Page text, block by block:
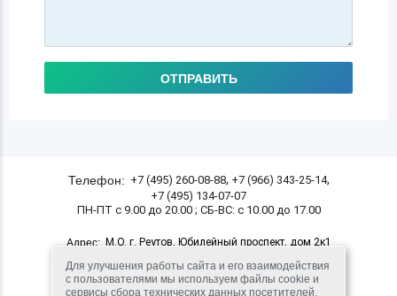
ОТПРАВИТЬ
Телефон: +7 (495) 260-08-88, +7 (966) 343-25-14,
+7 (495) 134-07-07
ПН-ПТ с 9.00 до 20.00 ; СБ-ВС: с 10.00 до 17.00
Адрес:
М.О. г. Реутов, Юбилейный проспект, дом 2к1
Для улучшения работы сайта и его взаимодействия
с пользователями мы используем файлы cookie и
сервисы сбора технических данных посетителей.